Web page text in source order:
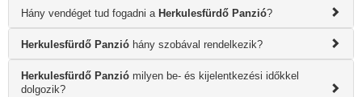
Hány vendéget tud fogadni a Herkulesfürdő Panzió?
Herkulesfürdő Panzió hány szobával rendelkezik?
Herkulesfürdő Panzió milyen be- és kijelentkezési időkkel
dolgozik?